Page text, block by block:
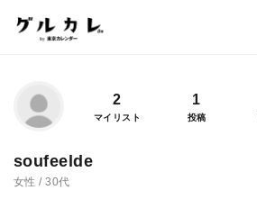
2
マイリスト
1
投稿
soufeelde
女性 / 30代